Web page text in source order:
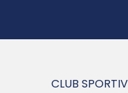
CLUB